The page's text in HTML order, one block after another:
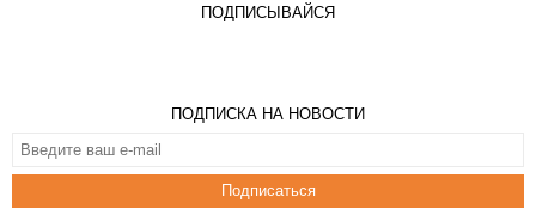
ПОДПИСЫВАЙСЯ
ПОДПИСКА НА НОВОСТИ
Подписаться